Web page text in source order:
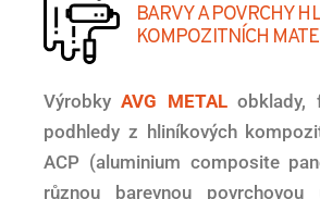
BARVY A POVRCHY
KOMPOZITNÍCH
VýrobkyAVG METALobklady,
podhledy z hliníkových
ACP (aluminium composite
různou barevnou povrchovou